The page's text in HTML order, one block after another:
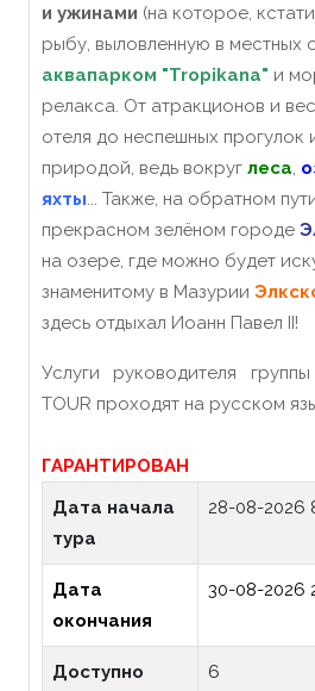
и ужинами (на которое,
рыбу, выловленную в местных
аквапарком "Tropikana" и
релакса. От атракционов и
отеля до неспешных прогулок
природой, ведь вокруг леса,
яхты... Также, на обратном
прекрасном зелёном городе
на озере, где можно будет
знаменитому в Мазурии
здесь отдыхал Иоанн Павел II!
Услуги руководителя
TOUR проходят на русском
ГАРАНТИРОВАН
Дата начала
тура
28-08-2026
Дата
окончания
30-08-2026
Доступно
6